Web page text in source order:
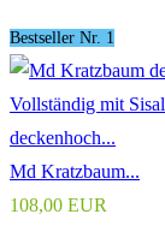
Bestseller Nr. 1
Md Kratzbaum...
108,00 EUR